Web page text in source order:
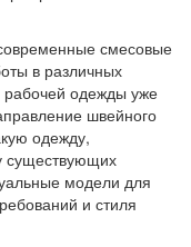
смесовые
в различных
рабочей одежды уже
швейного
одежду,
существующих
модели для
и стиля